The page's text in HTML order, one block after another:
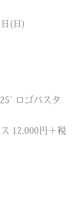
(日)
ロゴパスタ
12,000円＋税